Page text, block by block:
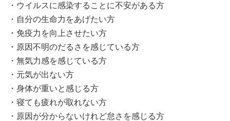
・ウイルスに感染することに不安がある方
・自分の生命力をあげたい方
・免疫力を向上させたい方
・原因不明のだるさを感じている方
・無気力感を感じている方
・元気が出ない方
・身体が重いと感じる方
・寝ても疲れが取れない方
・原因が分からないけれど怠さを感じる方